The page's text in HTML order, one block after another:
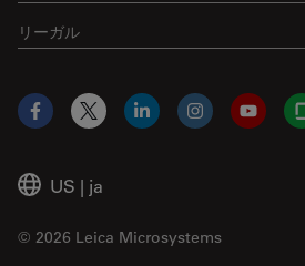
リーガル
US | ja
© 2026 Leica Microsystems
Facebook
X LinkedInInstagram